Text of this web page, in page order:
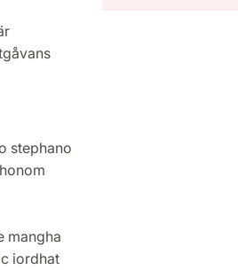
stephano
mangha
iordhat